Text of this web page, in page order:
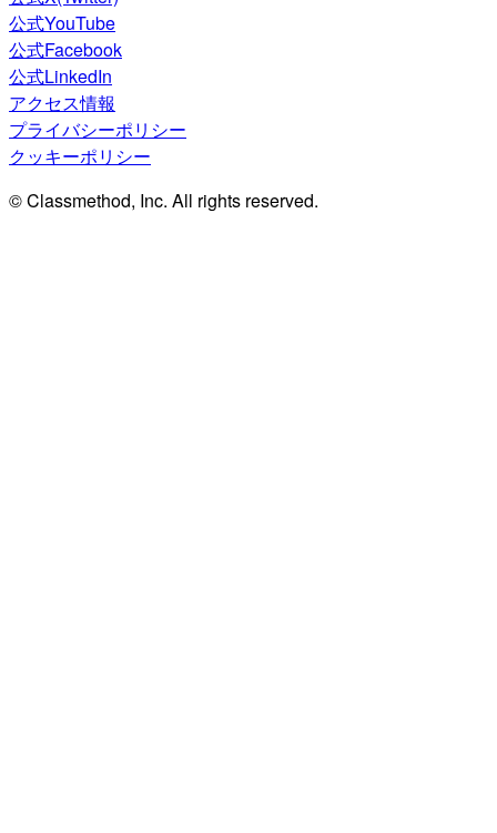
公式YouTube
公式Facebook
公式LinkedIn
アクセス情報
プライバシーポリシー
クッキーポリシー
© Classmethod, Inc. All rights reserved.